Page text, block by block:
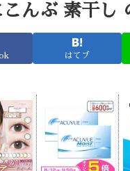
こんぶ 素干し
はてブ